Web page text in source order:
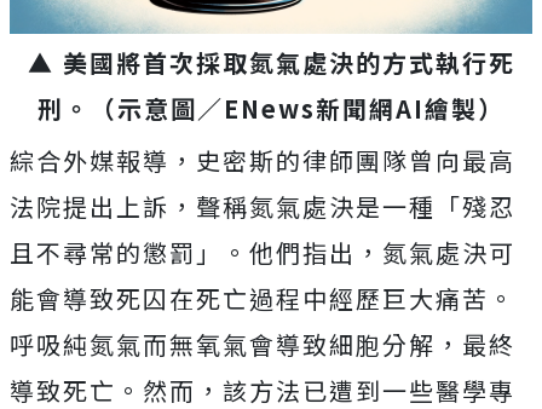
▲ 美國將首次採取氮氣處決的方式執行死
刑。（示意圖／ENews新聞網AI繪製）
綜合外媒報導，史密斯的律師團隊曾向最高
法院提出上訴，聲稱氮氣處決是一種「殘忍
且不尋常的懲罰」。他們指出，氮氣處決可
能會導致死囚在死亡過程中經歷巨大痛苦。
呼吸純氮氣而無氧氣會導致細胞分解，最終
導致死亡。然而，該方法已遭到一些醫學專